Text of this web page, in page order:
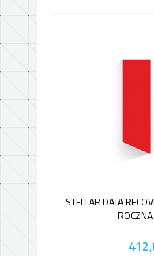
STELLAR DATA
ROCZNA